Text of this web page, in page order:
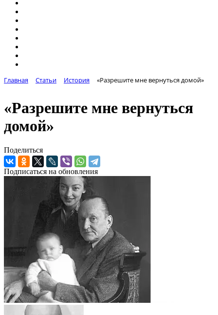
Главная Статьи История «Разрешите мне вернуться домой»
«Разрешите мне вернуться
домой»
Поделиться
Подписаться на обновления